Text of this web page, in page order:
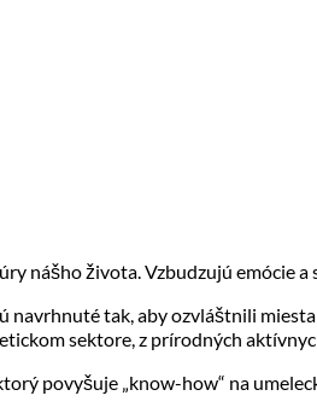
nášho života. Vzbudzujú emócie a
navrhnuté tak, aby ozvláštnili
sektore, z prírodných
povyšuje „know-how“ na